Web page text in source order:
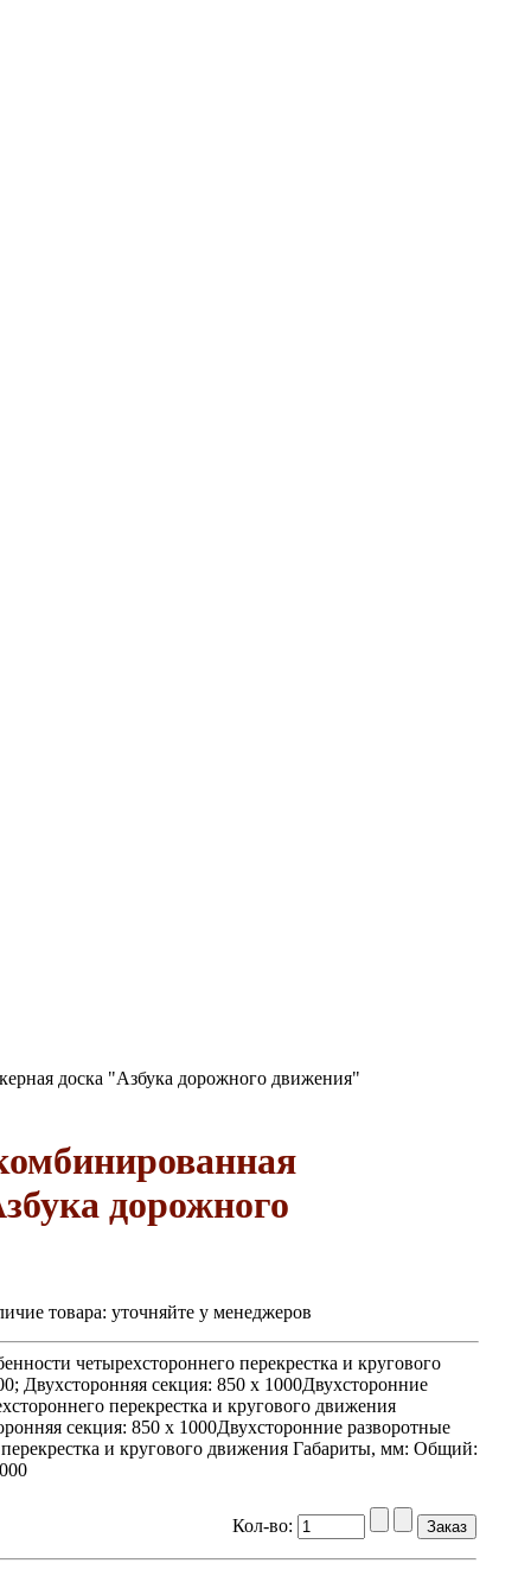
доска "Азбука дорожного движения"
дорожного
товара: уточняйте у менеджеров
четырехстороннего перекрестка и кругового
Двухсторонняя секция: 850 х 1000Двухсторонние
перекрестка и кругового движения
секция: 850 х 1000Двухсторонние разворотные
и кругового движения Габариты, мм: Общий:
Кол-во: